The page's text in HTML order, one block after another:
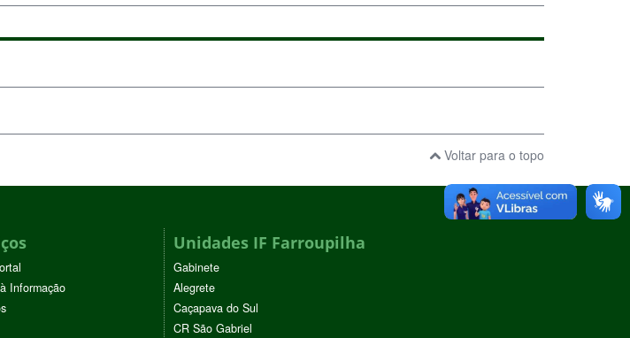
Voltar para o topo
Informação
Unidades IF Farroupilha
Gabinete
Alegrete
Caçapava do Sul
CR São Gabriel